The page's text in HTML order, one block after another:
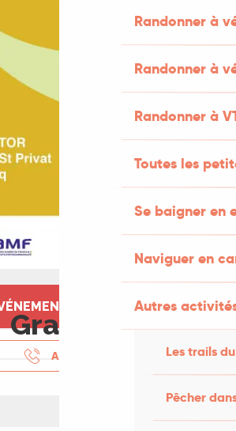
Randonner à
Randonner à
Randonner à
Toutes les
Se baigner en
Naviguer en
Autres
Les trails
Pêcher
coordonnées
TERMINÉ
Gratuit
APPELER